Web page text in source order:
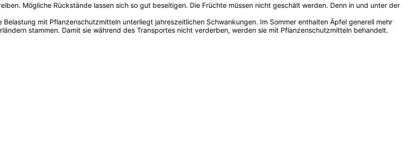
Mögliche Rückstände lassen sich so gut beseitigen. Die Früchte müssen nicht geschält werden. Denn in und unter der
mit Pflanzenschutzmitteln unterliegt jahreszeitlichen Schwankungen. Im Sommer enthalten Äpfel generell mehr
stammen. Damit sie während des Transportes nicht verderben, werden sie mit Pflanzenschutzmitteln behandelt.